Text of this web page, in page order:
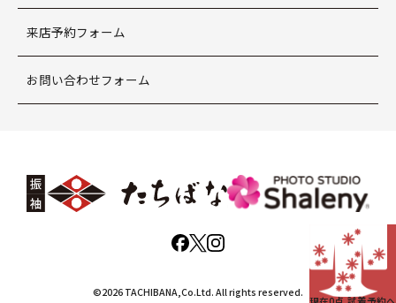
来店予約フォーム
お問い合わせフォーム
©2026 TACHIBANA,Co.Ltd. All rights reserved.